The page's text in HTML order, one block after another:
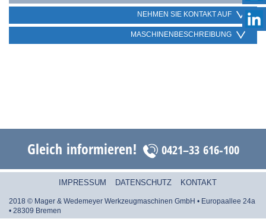
NEHMEN SIE KONTAKT AUF
MASCHINENBESCHREIBUNG
Gleich informieren! 0421–33 616-100
IMPRESSUM DATENSCHUTZ KONTAKT
2018 © Mager & Wedemeyer Werkzeugmaschinen GmbH • Europaallee 24a
• 28309 Bremen